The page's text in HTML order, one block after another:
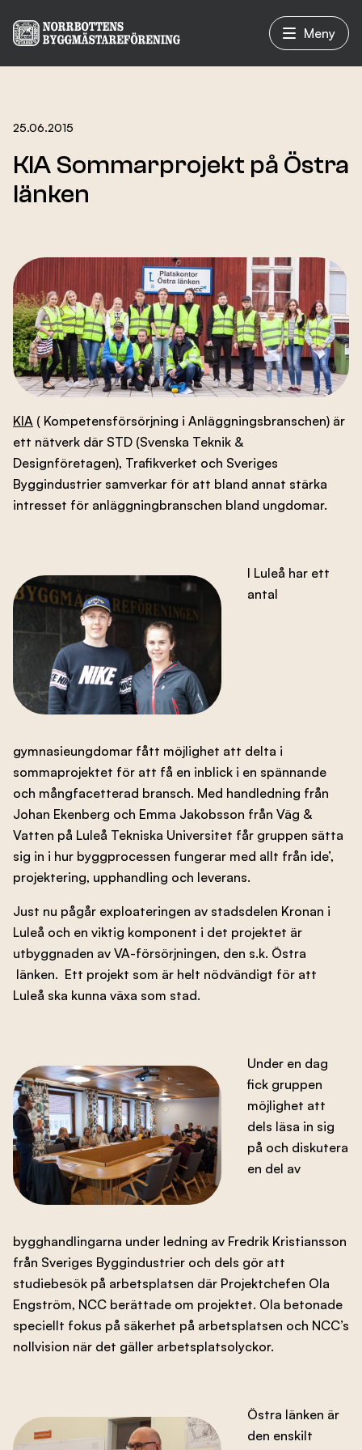
Meny
Om oss
Evenemang
Branschens utveckling
Kontakta oss
25.06.2015
KIA Sommarprojekt på Östra
länken
KIA ( Kompetensförsörjning i Anläggningsbranschen) är
ett nätverk där STD (Svenska Teknik &
Designföretagen), Trafikverket och Sveriges
Byggindustrier samverkar för att bland annat stärka
intresset för anläggningbranschen bland ungdomar.
I Luleå har ett
antal
gymnasieungdomar fått möjlighet att delta i
sommaprojektet för att få en inblick i en spännande
och mångfacetterad bransch. Med handledning från
Johan Ekenberg och Emma Jakobsson från Väg &
Vatten på Luleå Tekniska Universitet får gruppen sätta
sig in i hur byggprocessen fungerar med allt från ide’,
projektering, upphandling och leverans.
Just nu pågår exploateringen av stadsdelen Kronan i
Luleå och en viktig komponent i det projektet är
utbyggnaden av VA-försörjningen, den s.k. Östra
länken. Ett projekt som är helt nödvändigt för att
Luleå ska kunna växa som stad.
Under en dag
fick gruppen
möjlighet att
dels läsa in sig
på och diskutera
en del av
bygghandlingarna under ledning av Fredrik Kristiansson
från Sveriges Byggindustrier och dels gör att
studiebesök på arbetsplatsen där Projektchefen Ola
Engström, NCC berättade om projektet. Ola betonade
speciellt fokus på säkerhet på arbetsplatsen och NCC’s
nollvision när det gäller arbetsplatsolyckor.
Östra länken är
den enskilt